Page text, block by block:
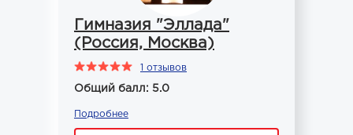
Гимназия "Эллада"
(Россия, Москва)
1 отзывов
Общий балл: 5.0
Подробнее